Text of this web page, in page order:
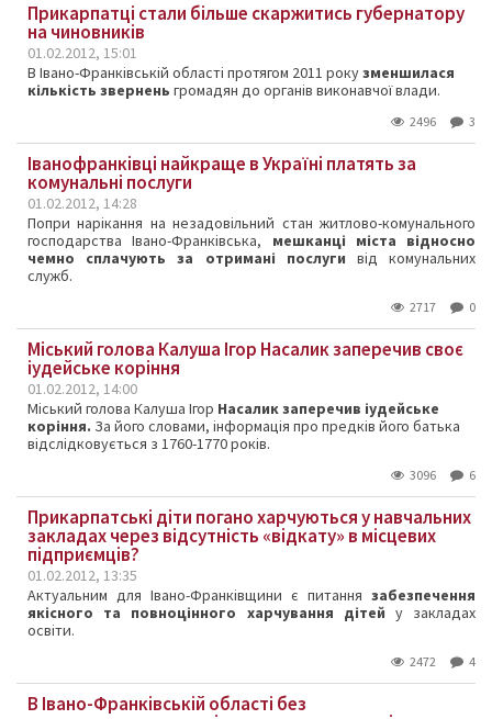
Прикарпатці стали більше скаржитись губернатору
на чиновників
01.02.2012, 15:01
В Івано-Франківській області протягом 2011 рокузменшилася
кількість звернень громадян до органів виконавчої влади.
2496 3
Іванофранківці найкраще в Україні платять за
комунальні послуги
01.02.2012, 14:28
Попри нарікання на незадовільний стан житлово-комунального
господарства Івано-Франківська, мешканці міста відносно
чемно сплачують за отримані послуги від комунальних
служб.
2717 0
Міський голова Калуша Ігор Насалик заперечив своє
іудейське коріння
01.02.2012, 14:00
Міський голова Калуша Ігор Насалик заперечив іудейське
коріння. За його словами, інформація про предків його батька
відслідковується з 1760-1770 років.
3096 6
Прикарпатські діти погано харчуються у навчальних
закладах через відсутність «відкату» в місцевих
підприємців?
01.02.2012, 13:35
Актуальним для Івано-Франківщини є питання забезпечення
якісного та повноцінного харчування дітей у закладах
освіти.
2472 4
В Івано-Франківській області без